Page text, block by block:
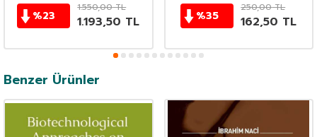
%23
1.550,00TL
1.193,50 TL %35
250,00TL
162,50 TL
Benzer Ürünler